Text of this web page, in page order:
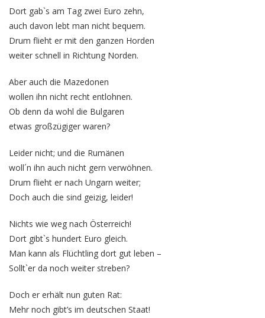
Dort gab`s am Tag zwei Euro zehn,
auch davon lebt man nicht bequem.
Drum flieht er mit den ganzen Horden
weiter schnell in Richtung Norden.
Aber auch die Mazedonen
wollen ihn nicht recht entlohnen.
Ob denn da wohl die Bulgaren
etwas großzügiger waren?
Leider nicht; und die Rumänen
woll´n ihn auch nicht gern verwöhnen.
Drum flieht er nach Ungarn weiter;
Doch auch die sind geizig, leider!
Nichts wie weg nach Österreich!
Dort gibt`s hundert Euro gleich.
Man kann als Flüchtling dort gut leben –
Sollt`er da noch weiter streben?
Doch er erhält nun guten Rat:
Mehr noch gibt’s im deutschen Staat!